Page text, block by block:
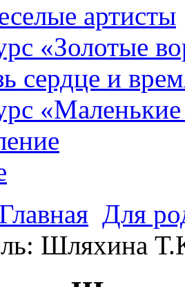
артисты
«Золотые
сердце и
Главная Для
Шляхина